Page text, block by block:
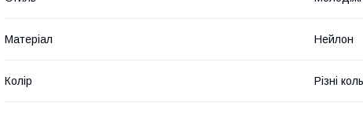
Матеріал Нейлон
Колір Різні